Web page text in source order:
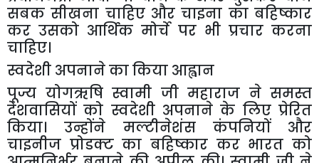
सबक सीखना चाहिए और चाइना का बहिष्कार
कर उसको आर्थिक मोर्चे पर भी प्रचार करना
चाहिए।
स्वदेशी अपनानेकाकिया आह्वान
पूज्य योगऋषि स्वामी जी महाराज ने समस्त
देशवासियों को स्वदेशी अपनाने के लिए प्रेरित
किया।
उन्होंने मल्टीनेशंस कंपनियों
और
चाइनीज प्रोडक्ट का बहिष्कार कर भारत को